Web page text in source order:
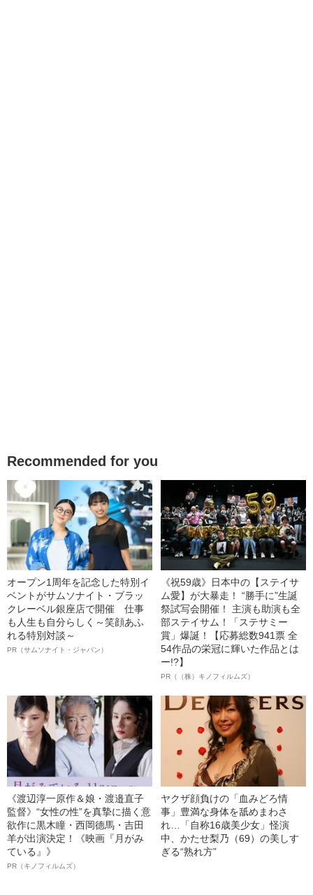
Recommended for you
オープン1周年を記念した特別イ
ベントがサムソナイト・ブラッ
クレーベル銀座店で開催 仕事
も人生も自分らしく～笑顔あふ
れる特別対談～
PR（サムソナイト・ジャパン）
《祝59歳》日本中の【ステイサ
ム愛】が大暴走！ “勝手に”生誕
祭試写会開催！ 主演も助演も全
部ステイサム！「ステサミー
賞」爆誕！【応募総数941票 全
54作品の栄冠に輝いた作品とは
ー!?】
PR（（株）キノフィルムズ）
《渡辺淳一原作＆娘・渡邉直子
監督》“女性の性”を真摯に描く意
欲作に黒木瞳・西岡德馬・吉田
羊が出演決定！《映画『月がみ
ている』》
PR（キノフィルムズ）
ヤクザ顔負けの「血みどろ情
事」豊満な身体を舐めまわさ
れ…「自称16歳美少女」怪演
中、かたせ梨乃（69）の美しす
ぎる“熟れ方”